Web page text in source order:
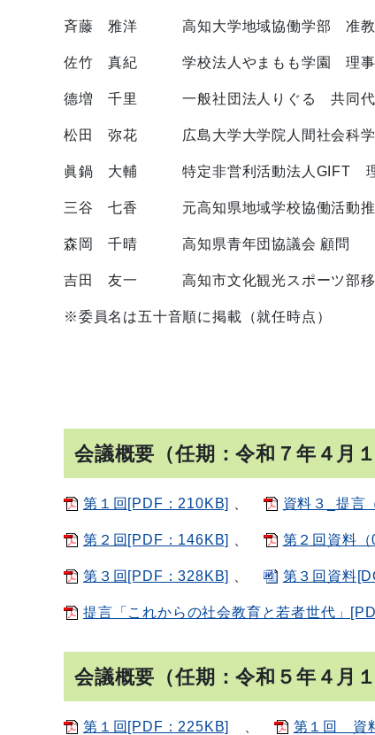
斉藤 雅洋 高知大学地域協働学部 准教
佐竹 真紀 学校法人やまもも学園 理事
德増 千里 一般社団法人りぐる 共同代
松田 弥花 広島大学大学院人間社会科学
眞鍋 大輔 特定非営利活動法人GIFT
三谷 七香 元高知県地域学校協働活動推
森岡 千晴 高知県青年団協議会 顧問
吉田 友一 高知市文化観光スポーツ部移
※委員名は五十音順に掲載（就任時点）
会議概要（任期：令和７年４月
第１回[PDF：210KB] 資料３_提言
第２回[PDF：146KB] 第２回資料
第３回[PDF：328KB] 第３回資料
提言「これからの社会教育と若者世代」
会議概要（任期：令和５年４月
第１回[PDF：225KB] 第１回 資